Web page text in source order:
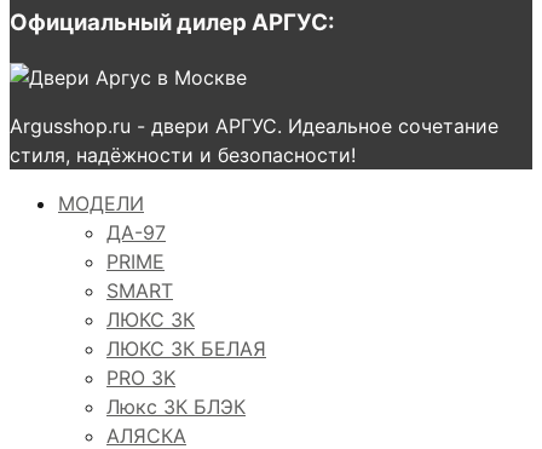
Официальный дилер АРГУС:
Argusshop.ru - двери АРГУС. Идеальное сочетание
стиля, надёжности и безопасности!
МОДЕЛИ
ДА-97
PRIME
SMART
ЛЮКС 3К
ЛЮКС 3К БЕЛАЯ
PRO 3K
Люкс 3К БЛЭК
АЛЯСКА